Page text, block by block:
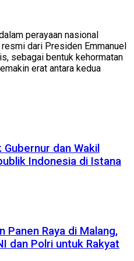
perayaan nasional
dari Presiden Emmanuel
sebagai bentuk kehormatan
erat antara kedua
dan Wakil
Indonesia di Istana
Panen Raya di Malang,
dan Polri untuk Rakyat